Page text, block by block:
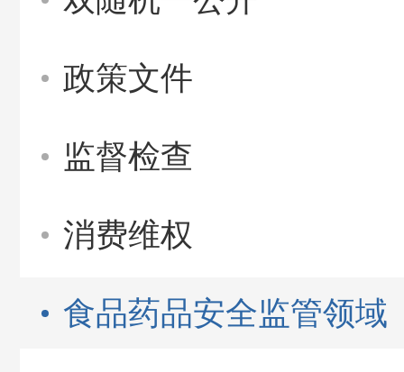
政策文件
监督检查
消费维权
食品药品安全监管领域